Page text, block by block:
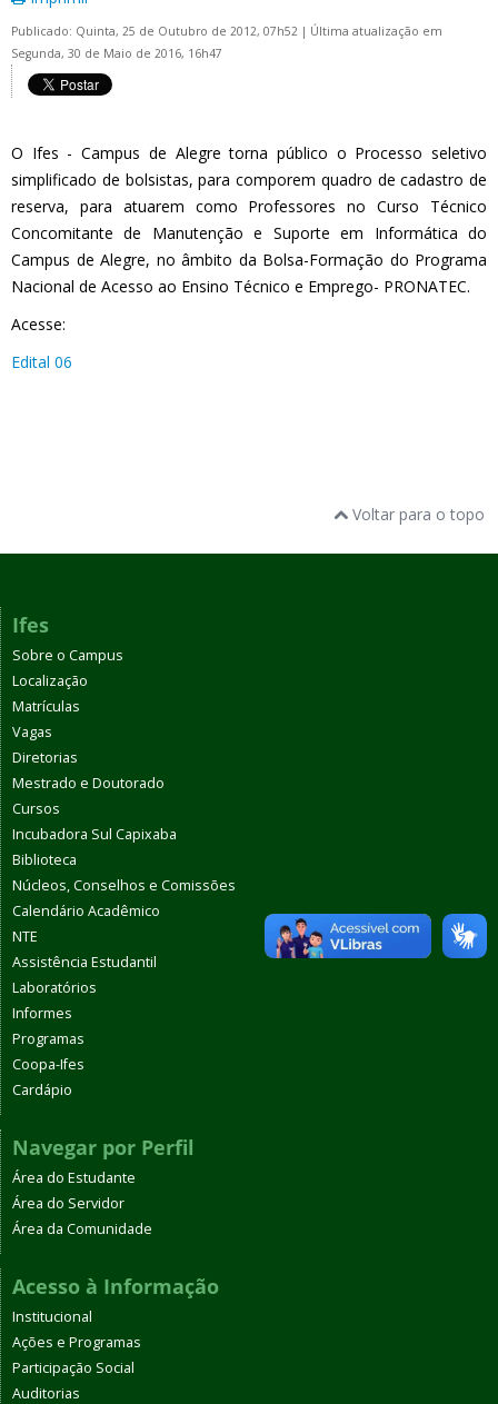
Publicado: Quinta, 25 de Outubro de 2012, 07h52 | Última atualização em
Segunda, 30 de Maio de 2016, 16h47
O Ifes - Campus de Alegre torna público o Processo seletivo
simplificado de bolsistas, para comporem quadro de cadastro de
reserva, para atuarem como Professores no Curso Técnico
Concomitante de Manutenção e Suporte em Informática do
Campus de Alegre, no âmbito da Bolsa-Formação do Programa
Nacional de Acesso ao Ensino Técnico e Emprego- PRONATEC.
Acesse:
Edital 06
Voltar para o topo
Ifes
Sobre o Campus
Localização
Matrículas
Vagas
Diretorias
Mestrado e Doutorado
Cursos
Incubadora Sul Capixaba
Biblioteca
Núcleos, Conselhos e Comissões
Calendário Acadêmico
NTE
Assistência Estudantil
Laboratórios
Informes
Programas
Coopa-Ifes
Cardápio
Navegar por Perfil
Área do Estudante
Área do Servidor
Área da Comunidade
Acesso à Informação
Institucional
Ações e Programas
Participação Social
Auditorias